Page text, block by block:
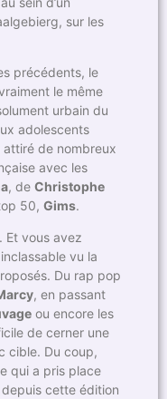
sur les
précédents, le
le même
urbain du
adolescents
de nombreux
avec les
, de Christophe
50, Gims.
Et vous avez
vu la
Du rap pop
, en passant
ou encore les
de cerner une
cible. Du coup,
qui a pris place
cette édition